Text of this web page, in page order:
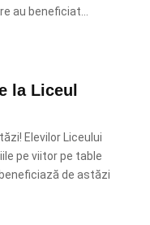
au beneficiat...
la Liceul
Elevilor Liceului
pe viitor pe table
de astăzi